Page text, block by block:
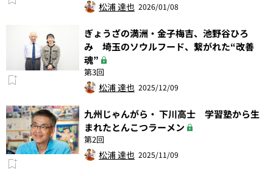
松浦 達也 2026/01/08
ぎょうざの満洲・金子梅吉、池野谷ひろ
み 埼玉のソウルフード、繋がれた“改善
魂”
第3回
松浦 達也 2025/12/09
九州じゃんがら・ 下川高士 学習塾から生
まれたとんこつラーメン
第2回
松浦 達也 2025/11/09